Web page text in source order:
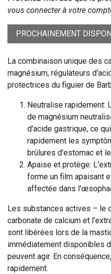
vous connecter à votre
PROCHAINEMENT
La combinaison unique des
magnésium, régulateurs
protectrices du figuier de
Neutralise rapidement:
de magnésium
d'acide gastrique, ce
rapidement les
brûlures d'estomac et
Apaise et protège:
forme un film apaisant
affectée dans
Les substances actives – le
carbonate de calcium et
sont libérées lors de la
immédiatement disponibles
peuvent agir. En
rapidement.